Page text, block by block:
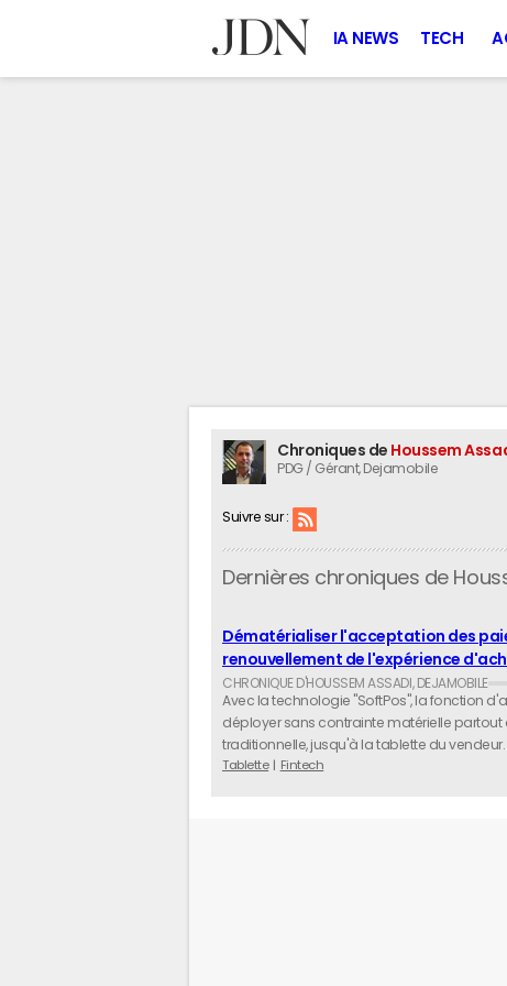
IA NEWS TECH
Chroniques de Houssem
PDG / Gérant, Dejamobile
Suivre sur :
Dernières chroniques de
Dématérialiser l'acceptation des
renouvellement de l'expérience
Avec la technologie "SoftPos", la fonction
déployer sans contrainte matérielle
traditionnelle, jusqu'à la tablette du vendeur.
Tablette
Fintech